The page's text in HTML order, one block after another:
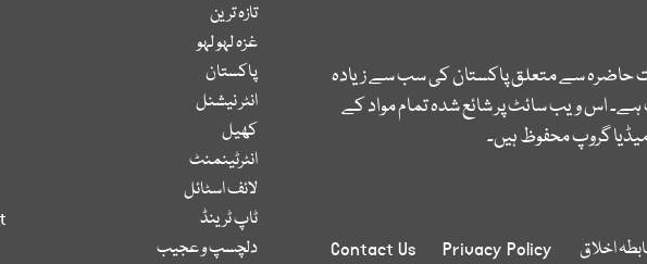
حاضرہ سے متعلق پاکستان کی سب سے زیادہ
اس ویب سائٹ پر شائع شدہ تمام مواد کے
گروپ محفوظ ہیں۔
اخلاق Privacy Policy
Contact Us
تازہ ترین
غزہ لہو لہو
پاکستان
انٹر نیشنل
کھیل
انٹرٹینمنٹ
لائف اسٹائل
ٹاپ ٹرینڈ
دلچسپ و عجیب